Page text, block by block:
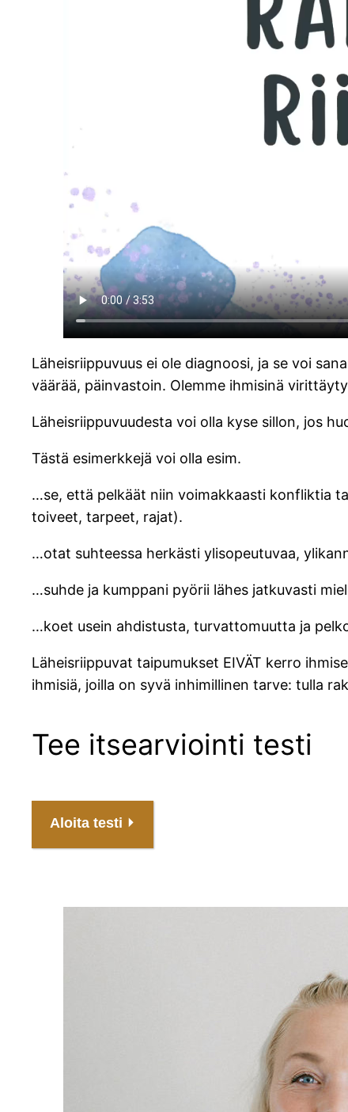
Läheisriippuvuus ei ole diagnoosi, ja se voi
väärää, päinvastoin. Olemme ihmisinä
Läheisriippuvuudesta voi olla kyse sillon, jos
Tästä esimerkkejä voi olla esim.
…se, että pelkäät niin voimakkaasti konfliktia
toiveet, tarpeet, rajat).
…otat suhteessa herkästi ylisopeutuvaa,
…suhde ja kumppani pyörii lähes jatkuvasti
…koet usein ahdistusta, turvattomuutta ja
Läheisriippuvat taipumukset EIVÄT kerro
ihmisiä, joilla on syvä inhimillinen tarve: tulla
Tee itsearviointi testi
Aloita testi ⏵